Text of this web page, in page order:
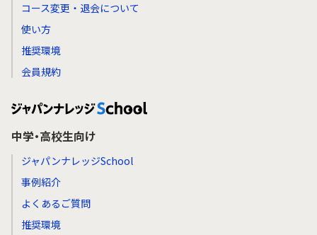
コース変更・退会について
使い方
推奨環境
会員規約
中学・高校生向け
ジャパンナレッジSchool
事例紹介
よくあるご質問
推奨環境